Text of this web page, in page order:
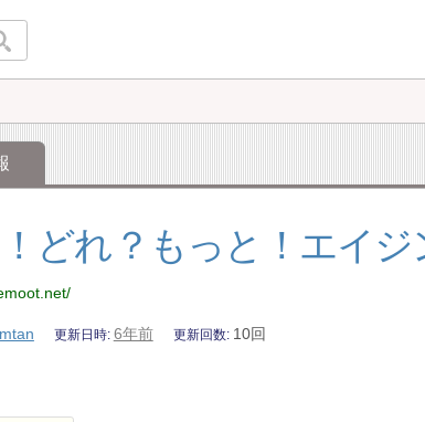
どれ？もっと！エイジ
更新日時 6年前 更新回数 10回